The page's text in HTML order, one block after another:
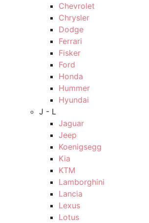
Chevrolet
Chrysler
Dodge
Ferrari
Fisker
Ford
Honda
Hummer
Hyundai
J - L
Jaguar
Jeep
Koenigsegg
Kia
KTM
Lamborghini
Lancia
Lexus
Lotus